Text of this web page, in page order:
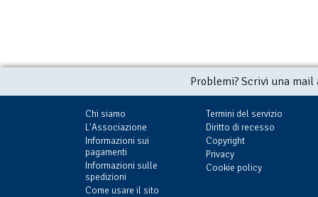
Problemi? Scrivi una
Chi siamo
L'Associazione
Informazioni sui
pagamenti
Informazioni sulle
spedizioni
Come usare il sito
Termini del servizio
Diritto di recesso
Copyright
Privacy
Cookie policy